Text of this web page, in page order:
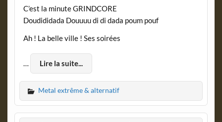
C’est la minute GRINDCORE
Doudididada Douuuu di di dada poum pouf
Ah ! La belle ville ! Ses soirées
… Lire la suite...
Metal extrême & alternatif